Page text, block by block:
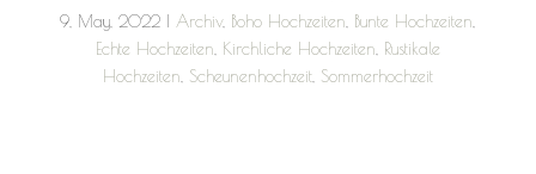
9, May, 2022 Archiv, Boho Hochzeiten Bunte Hochzeiten
Echte Hochzeiten Kirchliche Hochzeiten
Rustikale
Hochzeiten Scheunenhochzeit, Sommerhochzeit